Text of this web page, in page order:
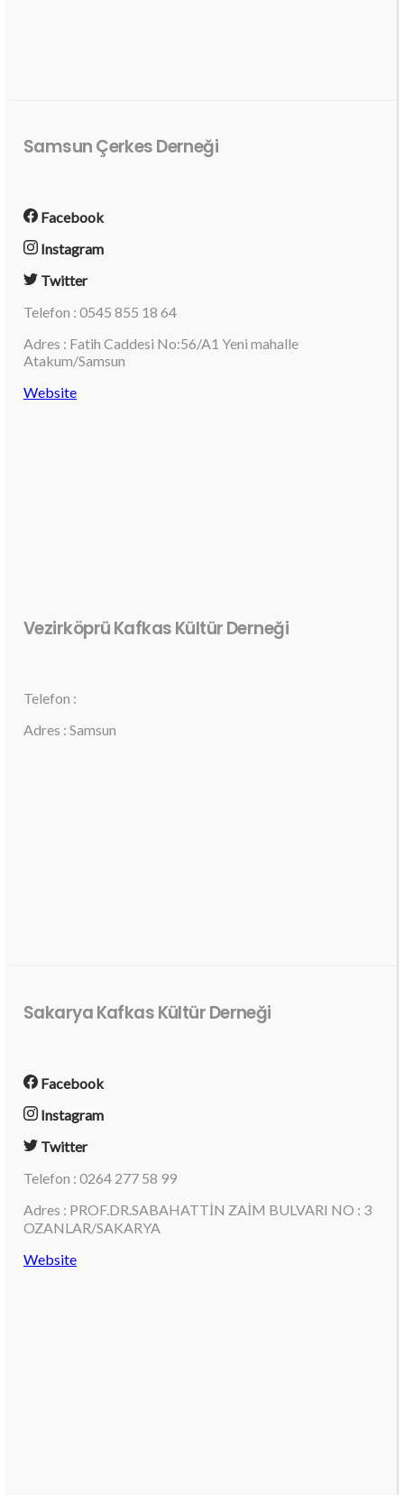
Samsun Çerkes Derneği
Facebook
Instagram
Twitter
Telefon : 0545 855 18 64
Adres : Fatih Caddesi No:56/A1 Yeni mahalle
Atakum/Samsun
Website
Vezirköprü Kafkas Kültür Derneği
Telefon :
Adres : Samsun
Sakarya Kafkas Kültür Derneği
Facebook
Instagram
Twitter
Telefon : 0264 277 58 99
Adres : PROF.DR.SABAHATTİN ZAİM BULVARI NO : 3
OZANLAR/SAKARYA
Website